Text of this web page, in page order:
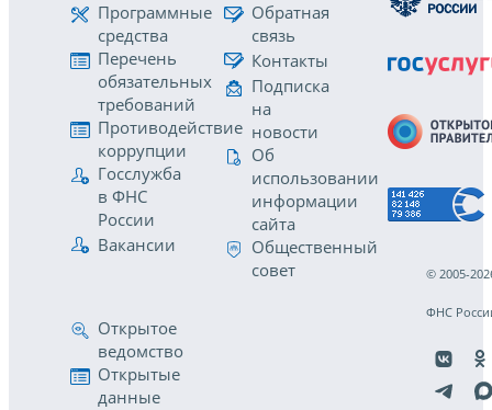
Программные
средства
Перечень
обязательных
требований
Противодействие
коррупции
Госслужба
в ФНС
России
Вакансии
Обратная
связь
Контакты
Подписка
на
новости
Об
использовании
информации
сайта
Общественный
совет
Открытое
ведомство
Открытые
данные
© 2005-
ФНС